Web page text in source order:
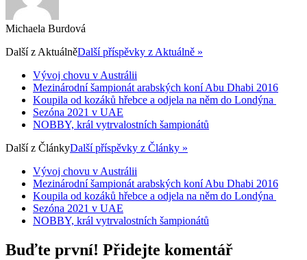
Michaela Burdová
Další z AktuálněDalší příspěvky z Aktuálně »
Vývoj chovu v Austrálii
Mezinárodní šampionát arabských koní Abu Dhabi 2016
Koupila od kozáků hřebce a odjela na něm do Londýna
Sezóna 2021 v UAE
NOBBY, král vytrvalostních šampionátů
Další z ČlánkyDalší příspěvky z Články »
Vývoj chovu v Austrálii
Mezinárodní šampionát arabských koní Abu Dhabi 2016
Koupila od kozáků hřebce a odjela na něm do Londýna
Sezóna 2021 v UAE
NOBBY, král vytrvalostních šampionátů
Buďte první! Přidejte komentář